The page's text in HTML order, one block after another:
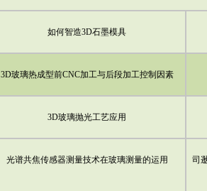
如何智造3D石墨模具
3D玻璃热成型前CNC加工与后段加工控制因素
3D玻璃抛光工艺应用
光谱共焦传感器测量技术在玻璃测量的运用 司